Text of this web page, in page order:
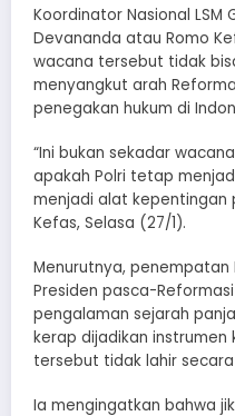
Koordinator Nasional LSM
Devananda atau Romo
wacana tersebut tidak
menyangkut arah
penegakan hukum di
“Ini bukan sekadar
apakah Polri tetap
menjadi alat kepentingan
Kefas, Selasa (27/1).
Menurutnya, penempatan
Presiden pasca-
pengalaman sejarah
kerap dijadikan instrumen
tersebut tidak lahir
Ia mengingatkan bahwa